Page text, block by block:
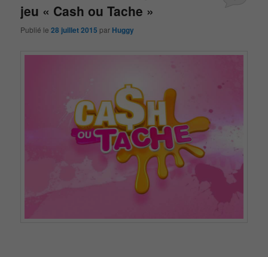
jeu « Cash ou Tache »
Publié le28 juillet 2015 par Huggy